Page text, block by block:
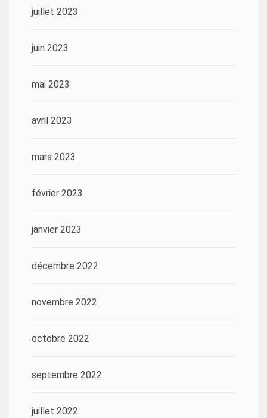
juillet 2023
juin 2023
mai 2023
avril 2023
mars 2023
février 2023
janvier 2023
décembre 2022
novembre 2022
octobre 2022
septembre 2022
juillet 2022